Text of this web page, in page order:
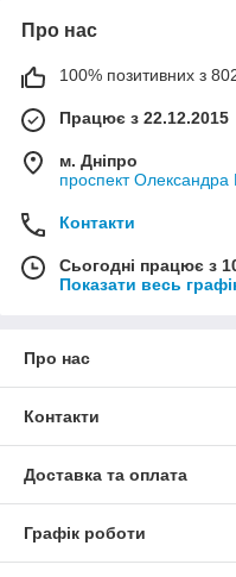
Про нас
100% позитивних з 802
Працює з 22.12.2015
м. Дніпро
проспект Олександра
Контакти
Сьогодні працює з
Показати весь
Про нас
Контакти
Доставка та оплата
Графік роботи